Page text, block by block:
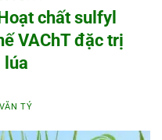
chất sulfyl
VAChT đặc trị
lúa
TÝ